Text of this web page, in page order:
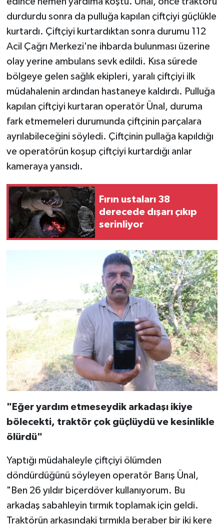
durdurdu sonra da pulluğa kapılan çiftçiyi güçlükle
kurtardı. Çiftçiyi kurtardıktan sonra durumu 112
Acil Çağrı Merkezi'ne ihbarda bulunması üzerine
olay yerine ambulans sevk edildi. Kısa sürede
bölgeye gelen sağlık ekipleri, yaralı çiftçiyi ilk
müdahalenin ardından hastaneye kaldırdı. Pulluğa
kapılan çiftçiyi kurtaran operatör Ünal, duruma
fark etmemeleri durumunda çiftçinin parçalara
ayrılabileceğini söyledi. Çiftçinin pullağa kapıldığı
ve operatörün koşup çiftçiyi kurtardığı anlar
kameraya yansıdı.
Fırın ustaları 38
derecede dışarı çıkıp
serinliyor
"Eğer yardım etmeseydik arkadaşı ikiye
bölecekti, traktör çok güçlüydü ve kesinlikle
ölürdü"
Yaptığı müdahaleyle çiftçiyi ölümden
döndürdüğünü söyleyen operatör Barış Ünal,
"Ben 26 yıldır biçerdöver kullanıyorum. Bu
arkadaş sabahleyin tırmık toplamak için geldi.
Traktörün arkasındaki tırmıkla beraber bir iki kere